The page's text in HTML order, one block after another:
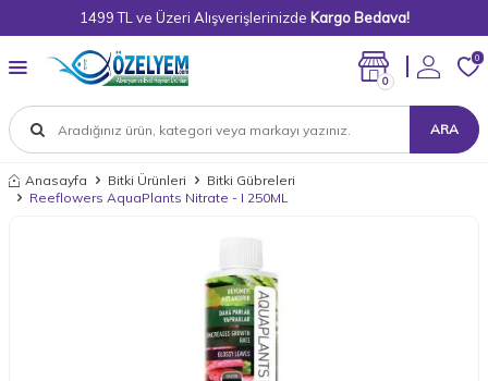
1499 TL ve Üzeri Alışverişlerinizde Kargo Bedava!
ARA
0
0
Anasayfa Bitki Ürünleri
Bitki Gübreleri
Reeflowers AquaPlants Nitrate - I 250ML